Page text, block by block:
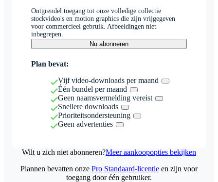
Ontgrendel toegang tot onze volledige collectie
stockvideo's en motion graphics die zijn vrijgegeven
voor commercieel gebruik. Afbeeldingen niet
inbegrepen.
Nu abonneren
Plan bevat:
Vijf video-downloads per maand
Één bundel per maand
Geen naamsvermelding vereist
Snellere downloads
Prioriteitsondersteuning
Geen advertenties
Wilt u zich niet abonneren?Meer aankoopopties bekijken
Plannen bevatten onze Pro Standaard-licentie en zijn voor
toegang door één gebruiker.